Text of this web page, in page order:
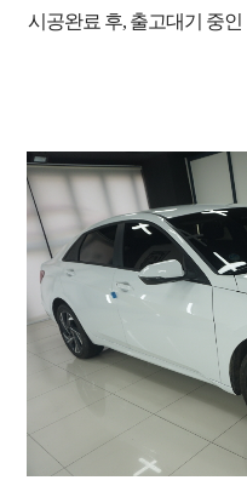
시공완료 후, 출고대기 중인